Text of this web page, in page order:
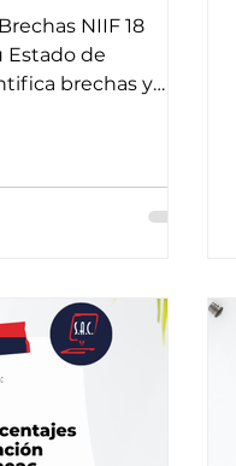
NIIF 18
Estado de
brechas y